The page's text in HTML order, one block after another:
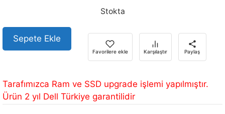
Stokta
Sepete Ekle
Favorilere ekle Karşılaştır Paylaş
Tarafımızca Ram ve SSD upgrade işlemi yapılmıştır.
Ürün 2 yıl Dell Türkiye garantilidir